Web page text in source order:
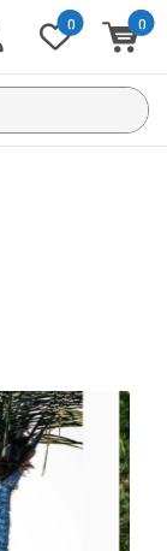
0 0